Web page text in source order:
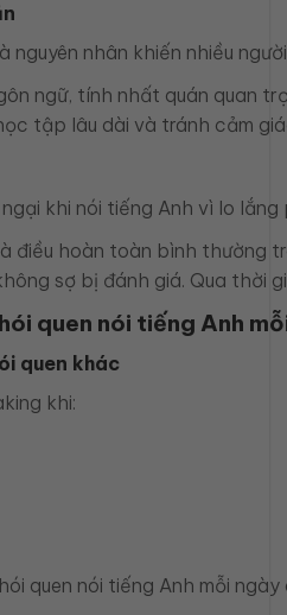
nguyên nhân khiến nhiều
ngữ, tính nhất quán quan
tập lâu dài và tránh cảm
khi nói tiếng Anh vì lo
điều hoàn toàn bình thường
sợ bị đánh giá. Qua thời
quen nói tiếng Anh
quen khác
khi:
quen nói tiếng Anh mỗi ngày